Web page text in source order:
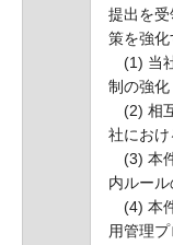
提出を
策を強化
(1) 当
制の強化
(2) 相
社にお
(3) 本
内ルー
(4) 本
用管理